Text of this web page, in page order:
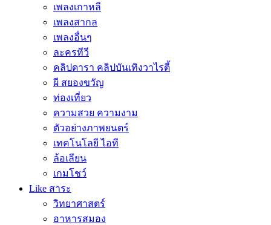
เพลงเกาหลี
เพลงสากล
เพลงอื่นๆ
ละครทีวี
คลิปดารา คลิปบันเทิงวาไรตี้
ผี สยองขวัญ
ท่องเที่ยว
ความสวย ความงาม
ตัวอย่างภาพยนตร์
เทคโนโลยี ไอที
ล้อเลียน
เกมโชว์
Like สาระ
วิทยาศาสตร์
อาหารสมอง